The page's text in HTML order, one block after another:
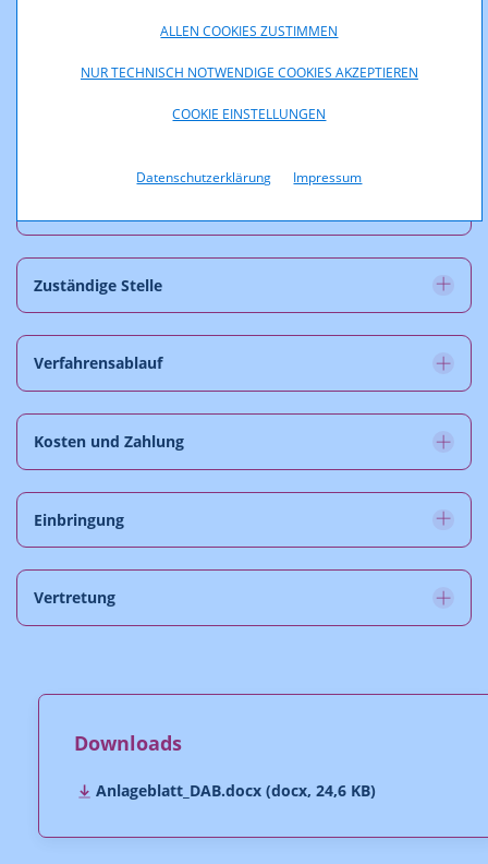
ALLEN COOKIES ZUSTIMMEN
NUR TECHNISCH NOTWENDIGE COOKIES AKZEPTIEREN
COOKIE EINSTELLUNGEN
Datenschutzerklärung Impressum
Zuständige Stelle
Verfahrensablauf
Kosten und Zahlung
Einbringung
Vertretung
Downloads
Anlageblatt_DAB.docx (docx, 24,6 KB)